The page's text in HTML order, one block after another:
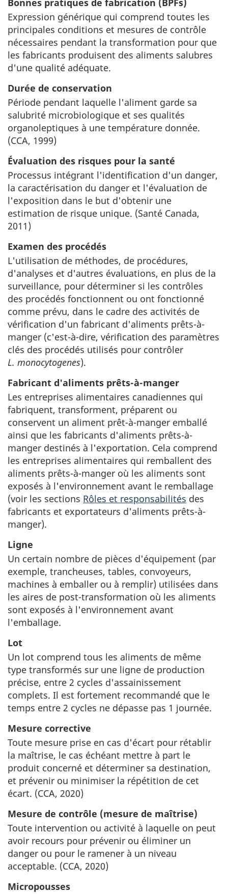
Bonnes pratiques de fabrication (BPFs)
Expression générique qui comprend toutes les
principales conditions et mesures de contrôle
nécessaires pendant la transformation pour que
les fabricants produisent des aliments salubres
d'une qualité adéquate.
Durée de conservation
Période pendant laquelle l'aliment garde sa
salubrité microbiologique et ses qualités
organoleptiques à une température donnée.
(CCA, 1999)
Évaluation des risques pour la santé
Processus intégrant l'identification d'un danger,
la caractérisation du danger et l'évaluation de
l'exposition dans le but d'obtenir une
estimation de risque unique. (Santé Canada,
2011)
Examen des procédés
L'utilisation de méthodes, de procédures,
d'analyses et d'autres évaluations, en plus de la
surveillance, pour déterminer si les contrôles
des procédés fonctionnent ou ont fonctionné
comme prévu, dans le cadre des activités de
vérification d'un fabricant d'aliments prêts-à-
manger (c'est-à-dire, vérification des paramètres
clés des procédés utilisés pour contrôler
L. monocytogenes).
Fabricant d'aliments prêts-à-manger
Les entreprises alimentaires canadiennes qui
fabriquent, transforment, préparent ou
conservent un aliment prêt-à-manger emballé
ainsi que les fabricants d'aliments prêts-à-
manger destinés à l'exportation. Cela comprend
les entreprises alimentaires qui remballent des
aliments prêts-à-manger où les aliments sont
exposés à l'environnement avant le remballage
(voir les sections Rôles et responsabilités des
fabricants et exportateurs d'aliments prêts-à-
manger).
Ligne
Un certain nombre de pièces d'équipement (par
exemple, trancheuses, tables, convoyeurs,
machines à emballer ou à remplir) utilisées dans
les aires de post-transformation où les aliments
sont exposés à l'environnement avant
l'emballage.
Lot
Un lot comprend tous les aliments de même
type transformés sur une ligne de production
précise, entre 2 cycles d'assainissement
complets. Il est fortement recommandé que le
temps entre 2 cycles ne dépasse pas 1 journée.
Mesure corrective
Toute mesure prise en cas d'écart pour rétablir
la maîtrise, le cas échéant mettre à part le
produit concerné et déterminer sa destination,
et prévenir ou minimiser la répétition de cet
écart. (CCA, 2020)
Mesure de contrôle (mesure de maîtrise)
Toute intervention ou activité à laquelle on peut
avoir recours pour prévenir ou éliminer un
danger ou pour le ramener à un niveau
acceptable. (CCA, 2020)
Micropousses